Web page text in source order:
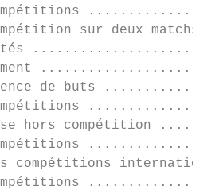
sur deux matchs
de buts
hors compétition
compétitions